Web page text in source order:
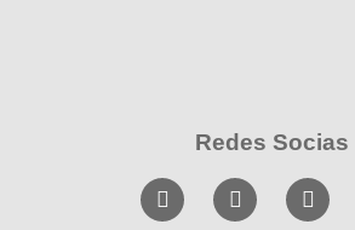
Redes Socias